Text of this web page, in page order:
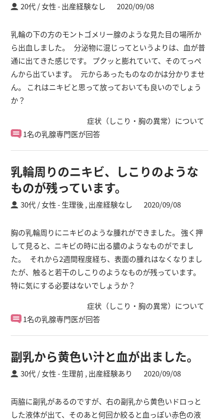
20代 / 女性 出産経験なし 2020/09/08
乳輪の下の方のモントゴメリー腺のような見た目の場所か
ら出血しました。 分泌物に混じってというよりは、血が普
通に出てきた感じです。 プクッと膨れていて、そのてっぺ
んから出ています。 元からあったものなのかは分かりませ
ん。 これはニキビと思って放っておいても良いのでしょう
か？
症状（しこり・胸の異常）について
1名の乳腺専門医が回答
乳輪周りのニキビ、しこりのような
ものが残っています。
30代 / 女性 生理後 , 出産経験なし 2020/09/08
胸の乳輪周りにニキビのような腫れができました。 強く押
して見ると、ニキビの時に出る膿のようなものがでまし
た。 それから2週間程度経ち、表面の腫れはなくなりまし
たが、触ると若干のしこりのようなものが残っています。
特に気にする必要はないでしょうか？
症状（しこり・胸の異常）について
1名の乳腺専門医が回答
副乳から黄色い汁と血が出ました。
30代 / 女性 生理前 , 出産経験あり 2020/09/08
両脇に副乳があるのですが、右の副乳から黄色いドロっと
した液体が出て、そのあと何回か絞ると血っぽい赤色の液